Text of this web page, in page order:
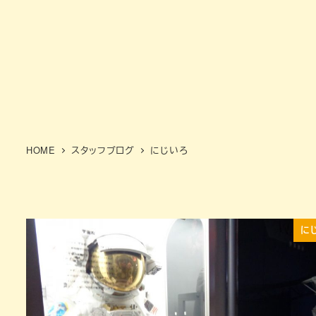
HOME スタッフブログ にじいろ
に